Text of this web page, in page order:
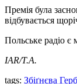
Премія була
відбувається
Польське радіо є
IAR/Т.А.
tags: Збіґнєва